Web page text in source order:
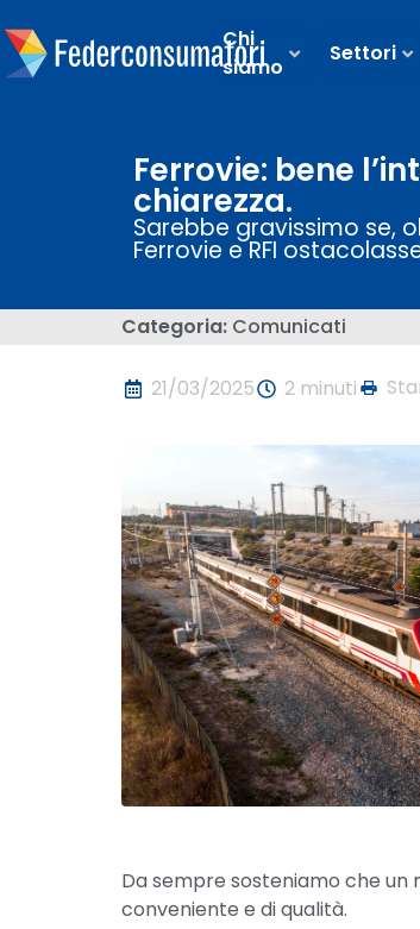
Chi
siamo
Settori
Ferrovie: bene
chiarezza.
Sarebbe gravissimo se,
Ferrovie e RFI
Categoria: Comunicati
21/03/2025 2 minuti
Da sempre sosteniamo che
conveniente e di qualità.